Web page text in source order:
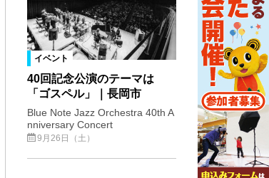
イベント
40回記念公演のテーマは
「ゴスペル」｜長岡市
Blue Note Jazz Orchestra 40th A
nniversary Concert
9月26日（土）